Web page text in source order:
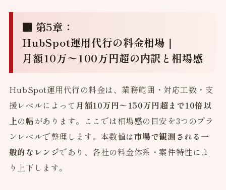
■ 第5章：
HubSpot運用代行の料金相場｜
月額10万〜100万円超の内訳と相場感
HubSpot運用代行の料金は、業務範囲・対応工数・支
援レベルによって 月額10万円〜150万円超まで10倍以
上の幅があります。ここでは相場感の目安を3つのプラ
ンレベルで整理します。本数値は市場で観測される一
般的なレンジであり、各社の料金体系・案件特性によ
り上下します。